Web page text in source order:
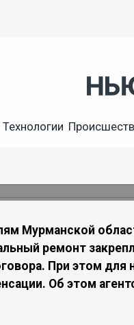
Технологииобъяснили,
Мурманской
ремонт
При этом для
Об этом